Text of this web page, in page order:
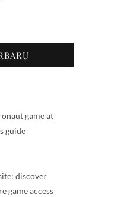
game at
guide
discover
game access